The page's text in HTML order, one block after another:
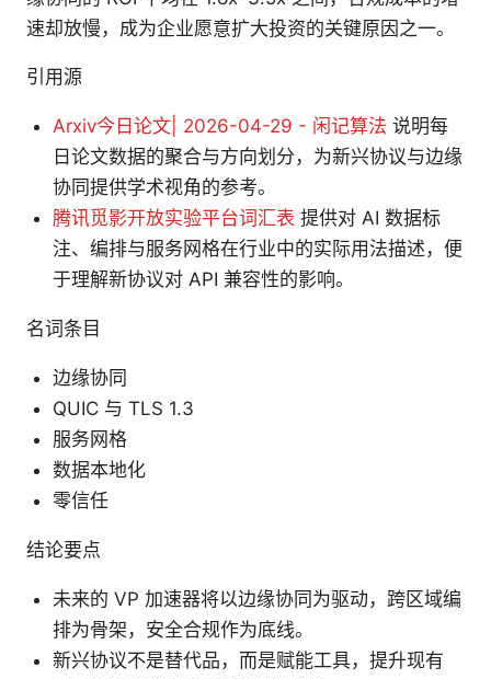
速却放慢，成为企业愿意扩大投资的关键原因之一。
引用源
Arxiv今日论文| 2026-04-29 - 闲记算法 说明每
日论文数据的聚合与方向划分，为新兴协议与边缘
协同提供学术视角的参考。
腾讯觅影开放实验平台词汇表 提供对 AI 数据标
注、编排与服务网格在行业中的实际用法描述，便
于理解新协议对 API 兼容性的影响。
名词条目
边缘协同
QUIC 与 TLS 1.3
服务网格
数据本地化
零信任
结论要点
未来的 VP 加速器将以边缘协同为驱动，跨区域编
排为骨架，安全合规作为底线。
新兴协议不是替代品，而是赋能工具，提升现有